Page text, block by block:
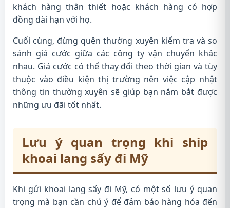
khách hàng thân thiết hoặc khách hàng có hợp
đồng dài hạn với họ.
Cuối cùng, đừng quên thường xuyên kiểm tra và so
sánh giá cước giữa các công ty vận chuyển khác
nhau. Giá cước có thể thay đổi theo thời gian và tùy
thuộc vào điều kiện thị trường nên việc cập nhật
thông tin thường xuyên sẽ giúp bạn nắm bắt được
những ưu đãi tốt nhất.
Lưu ý quan trọng khi ship
khoai lang sấy đi Mỹ
Khi gửi khoai lang sấy đi Mỹ, có một số lưu ý quan
trọng mà bạn cần chú ý để đảm bảo hàng hóa đến